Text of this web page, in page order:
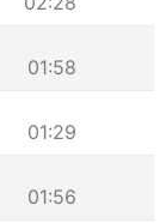
01:58
01:29
01:56